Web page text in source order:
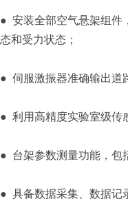
● 安装全部空气悬架组件
态和受力状态；
● 伺服激振器准确输出道
● 利用高精度实验室级传
● 台架参数测量功能，包
● 具备数据采集、数据记